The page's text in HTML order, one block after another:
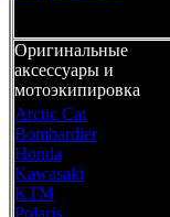
Оригинальные
аксессуары и
мотоэкипировка
Arctic Cat
Bombardier
Honda
Kawasaki
KTM
Polaris